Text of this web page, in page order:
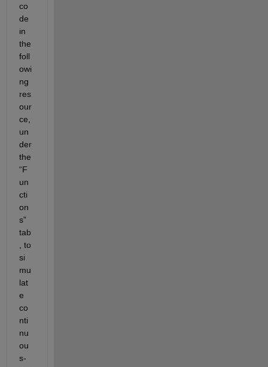
co
de
in
the
foll
owi
ng
res
our
ce,
un
der
the
“F
un
cti
on
s”
tab
, to
si
mu
lat
e
co
nti
nu
ou
s-